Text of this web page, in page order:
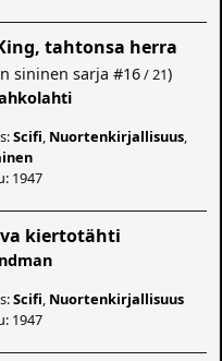
King, tahtonsa herra
sininen sarja #16/ 21)
Scifi Nuortenkirjallisuus
1947
kiertotähti
Scifi Nuortenkirjallisuus
1947